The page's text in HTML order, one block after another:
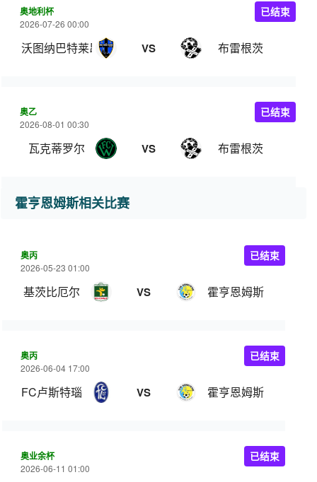
奥地利杯
2026-07-26 00:00
沃图纳巴特莱昂费尔登 VS 布雷根茨
已结束
奥乙
2026-08-01 00:30
瓦克蒂罗尔 VS 布雷根茨
已结束
霍亨恩姆斯相关比赛
奥丙
2026-05-23 01:00
基茨比厄尔 VS 霍亨恩姆斯
已结束
奥丙
2026-06-04 17:00
FC卢斯特瑙 VS 霍亨恩姆斯
已结束
奥业余杯
2026-06-11 01:00
已结束